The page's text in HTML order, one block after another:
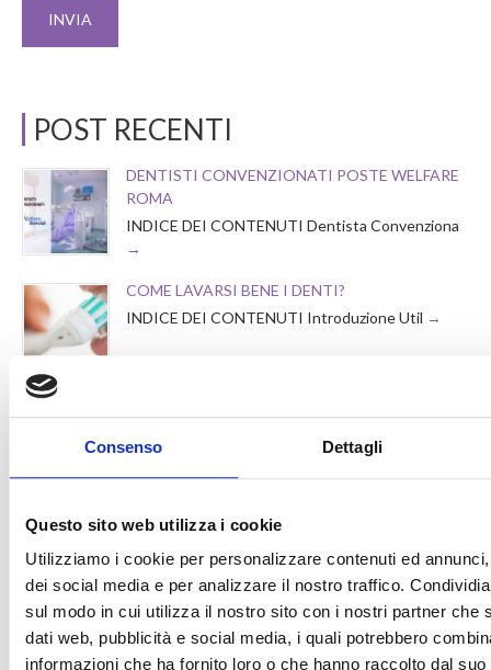
Consenso Dettagli
Questo sito web utilizza i cookie
Utilizziamo i cookie per personalizzare contenuti ed
dei social media e per analizzare il nostro traffico.
sul modo in cui utilizza il nostro sito con i nostri partner che
dati web, pubblicità e social media, i quali potrebbero
informazioni che ha fornito loro o che hanno raccolto dal
POST RECENTI
DENTISTI CONVENZIONATI POSTE WELFARE
ROMA
INDICE DEI CONTENUTI Dentista Convenziona
COME LAVARSI BENE I DENTI?
INDICE DEI CONTENUTI Introduzione Util
DENTISTA PRIVATO?
INDICE DEI CONTENUTI Vantaggi della Clini
BRUXISMO: CAUSE E RIMEDI
INDICE DEI CONTENUTI Perché si digrignano